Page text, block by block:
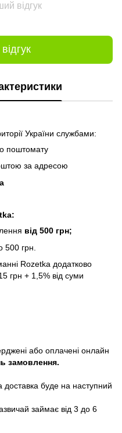
відгук
України службами:
поштомату
за адресою
від 500 грн;
500 грн.
Rozetka додатково
грн + 1,5% від суми
або оплачені онлайн
замовлення.
доставка буде на наступний
займає від 3 до 6